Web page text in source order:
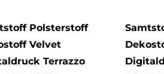
Polsterstoff
Velvet
Terrazzo